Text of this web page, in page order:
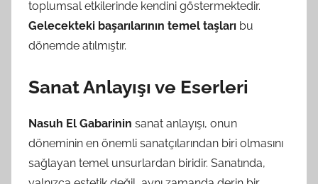
toplumsal etkilerinde kendini göstermektedir.
Gelecekteki başarılarının temel taşları bu
dönemde atılmıştır.
Sanat Anlayışı ve Eserleri
Nasuh El Gabarinin sanat anlayışı, onun
döneminin en önemli sanatçılarından biri olmasını
sağlayan temel unsurlardan biridir. Sanatında,